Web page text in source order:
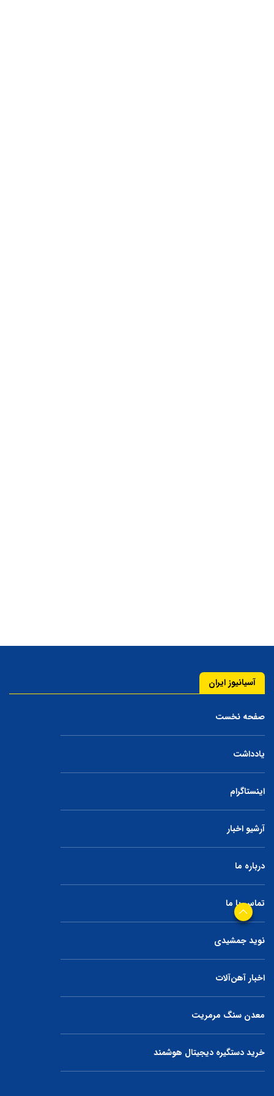
آسیانیوز ایران
صفحه نخست
یادداشت
اینستاگرام
آرشیو اخبار
درباره ما
تماس با ما
نوید جمشیدی
اخبار آهن‌آلات
معدن سنگ مرمریت
خرید دستگیره دیجیتال هوشمند